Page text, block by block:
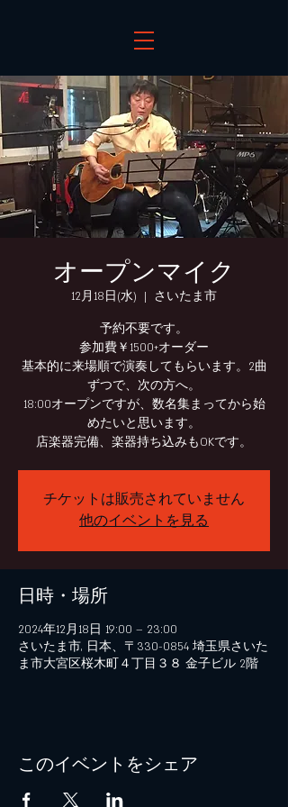
オープンマイク
12月18日(水)
  |
さいたま市
予約不要です。
参加費￥1500+オーダー
基本的に来場順で演奏してもらいます。2曲
ずつで、次の方へ。
18:00オープンですが、数名集まってから始
めたいと思います。
チケットは販売されていません
他のイベントを見る
日時・場所
2024年12月18日 19:00 – 23:00
さいたま市, 日本、〒330-0854 埼玉県さいた
ま市大宮区桜木町４丁目３８ 金子ビル 2階
このイベントをシェア